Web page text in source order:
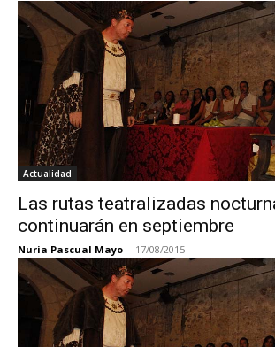
Actualidad
Las rutas teatralizadas
continuarán en septiembre
Nuria Pascual Mayo - 17/08/2015